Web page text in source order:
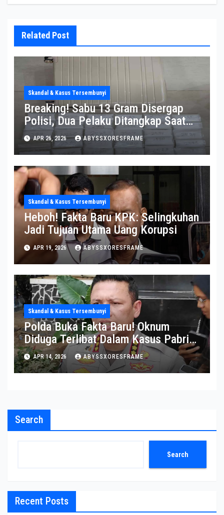
Related Post
Skandal & Kasus Tersembunyi
Breaking! Sabu 13 Gram Disergap
Polisi, Dua Pelaku Ditangkap Saat
Operasi Berlangsung Di Tempat
APR 26, 2026 ABYSSXORESFRAME
Skandal & Kasus Tersembunyi
Heboh! Fakta Baru KPK: Selingkuhan
Jadi Tujuan Utama Uang Korupsi
APR 19, 2026 ABYSSXORESFRAME
Skandal & Kasus Tersembunyi
Polda Buka Fakta Baru! Oknum
Diduga Terlibat Dalam Kasus Pabrik
Narkoba Di Semarang
APR 14, 2026 ABYSSXORESFRAME
Search
Search
Recent Posts